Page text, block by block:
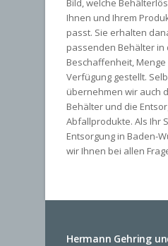
Ihnen und Ihrem
passt. Sie erhalten
passenden Behälter
Beschaffenheit,
Verfügung gestellt.
übernehmen wir auch
Behälter und die
Abfallprodukte. Als Ihr
Entsorgung in Baden-
wir Ihnen bei allen
Hermann Gehring